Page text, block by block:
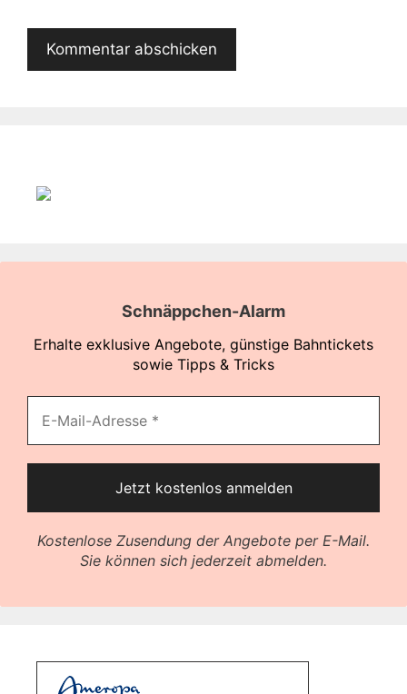
Schnäppchen-Alarm
Erhalte exklusive Angebote, günstige Bahntickets
sowie Tipps & Tricks
Kostenlose Zusendung der Angebote per E-Mail.
Sie können sich jederzeit abmelden.